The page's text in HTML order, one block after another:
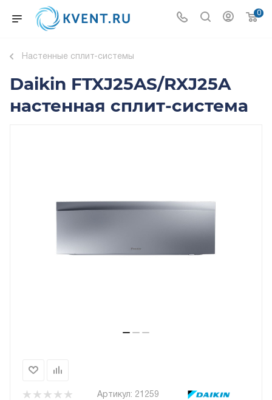
0
Настенные сплит-системы
Daikin FTXJ25AS/RXJ25A
настенная сплит-система
Артикул: 21259